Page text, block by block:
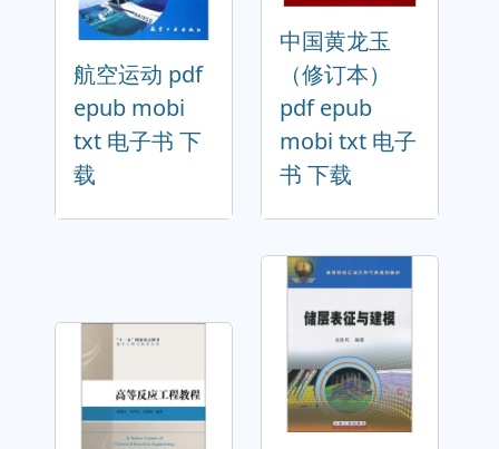
航空运动 pdf
epub mobi
txt 电子书 下
载
中国黄龙玉
（修订本）
pdf epub
mobi txt 电子
书 下载